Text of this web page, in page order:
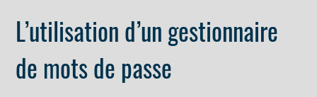
L’utilisation d’un gestionnaire
de mots de passe